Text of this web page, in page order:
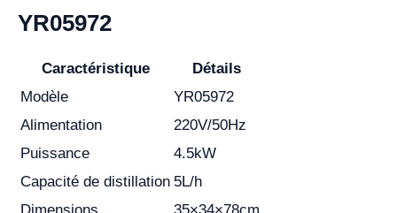
YR05972
Caractéristique
Détails
Modèle
YR05972
Alimentation
220V/50Hz
Puissance
4.5kW
Capacité de distillation 5L/h